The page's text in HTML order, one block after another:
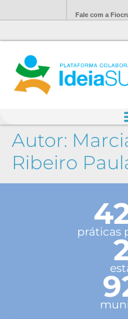
Fale com a
Autor:
Ribeiro
práticas